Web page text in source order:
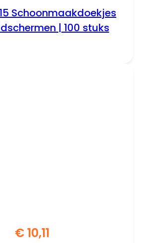
Schoonmaakdoekjes
| 100 stuks
€10,11